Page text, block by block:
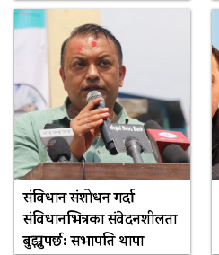
संविधान संशोधन गर्दा
संविधानभित्रका संवेदनशीलता
बुझ्नुपर्छ: सभापति थापा